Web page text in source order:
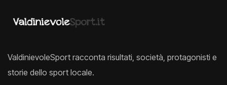
ValdinievoleSport racconta risultati, società, protagonisti e
storie dello sport locale.